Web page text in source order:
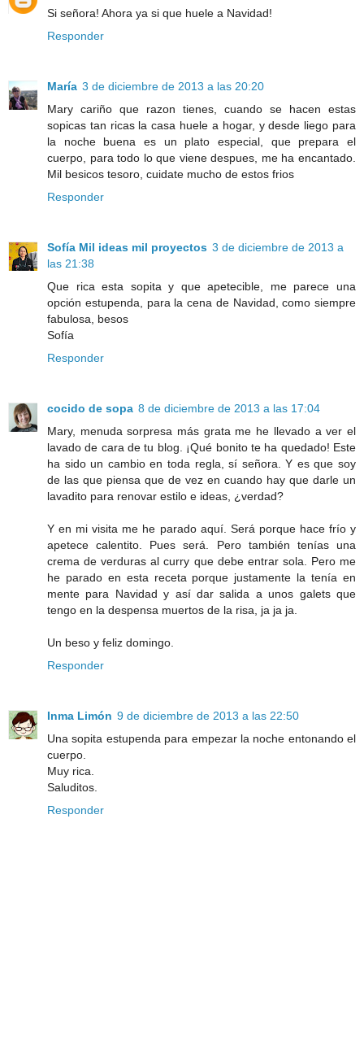
Si señora! Ahora ya si que huele a Navidad!
Responder
María 3 de diciembre de 2013 a las 20:20
Mary cariño que razon tienes, cuando se hacen estas
sopicas tan ricas la casa huele a hogar, y desde liego para
la noche buena es un plato especial, que prepara el
cuerpo, para todo lo que viene despues, me ha encantado.
Mil besicos tesoro, cuidate mucho de estos frios
Responder
Sofía Mil ideas mil proyectos 3 de diciembre de 2013 a
las 21:38
Que rica esta sopita y que apetecible, me parece una
opción estupenda, para la cena de Navidad, como siempre
fabulosa, besos
Sofía
Responder
cocido de sopa 8 de diciembre de 2013 a las 17:04
Mary, menuda sorpresa más grata me he llevado a ver el
lavado de cara de tu blog. ¡Qué bonito te ha quedado! Este
ha sido un cambio en toda regla, sí señora. Y es que soy
de las que piensa que de vez en cuando hay que darle un
lavadito para renovar estilo e ideas, ¿verdad?
Y en mi visita me he parado aquí. Será porque hace frío y
apetece calentito. Pues será. Pero también tenías una
crema de verduras al curry que debe entrar sola. Pero me
he parado en esta receta porque justamente la tenía en
mente para Navidad y así dar salida a unos galets que
tengo en la despensa muertos de la risa, ja ja ja.
Un beso y feliz domingo.
Responder
Inma Limón 9 de diciembre de 2013 a las 22:50
Una sopita estupenda para empezar la noche entonando el
cuerpo.
Muy rica.
Saluditos.
Responder